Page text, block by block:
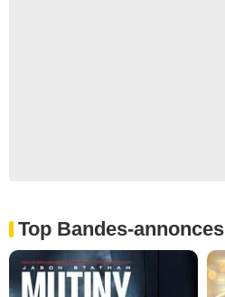
Top Bandes-annonces